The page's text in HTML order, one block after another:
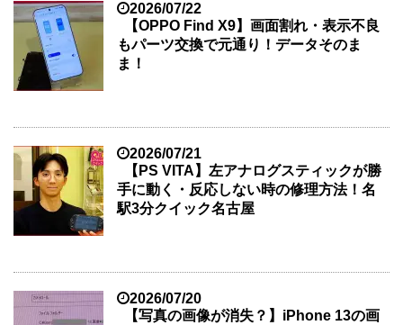
2026/07/22
【OPPO Find X9】画面割れ・表示不良
もパーツ交換で元通り！データそのま
ま！
2026/07/21
【PS VITA】左アナログスティックが勝
手に動く・反応しない時の修理方法！名
駅3分クイック名古屋
2026/07/20
【写真の画像が消失？】iPhone 13の画